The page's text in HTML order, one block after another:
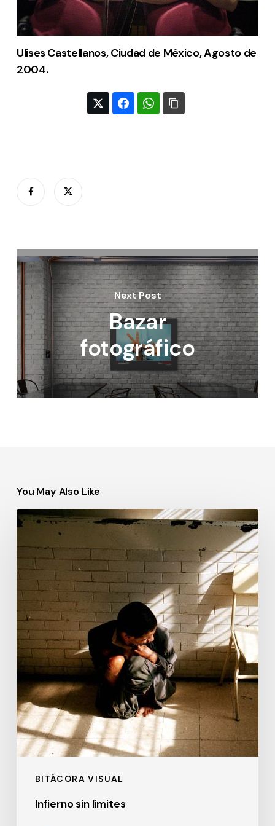
Ulises Castellanos, Ciudad de México, Agosto de
2004.
Next Post
Bazar
fotográfico
You May Also Like
BITÁCORA VISUAL
Infierno
límites
Infierno sin límites